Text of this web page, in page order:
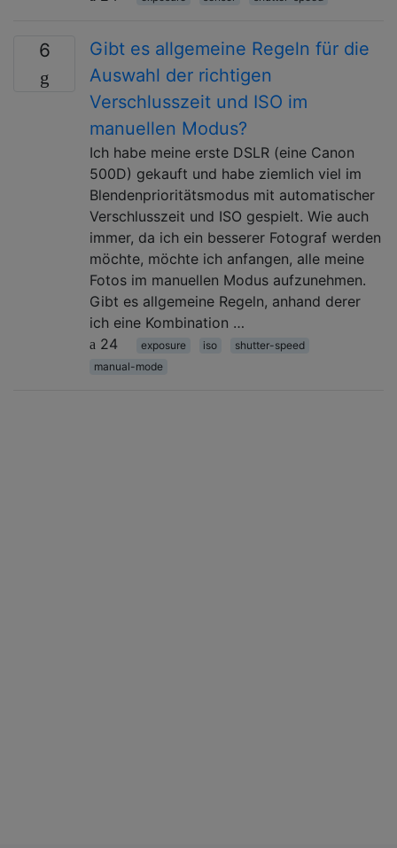
6
Gibt es allgemeine Regeln für die
Auswahl der richtigen
Verschlusszeit und ISO im
manuellen Modus?
Ich habe meine erste DSLR (eine Canon
500D) gekauft und habe ziemlich viel im
Blendenprioritätsmodus mit automatischer
Verschlusszeit und ISO gespielt. Wie auch
immer, da ich ein besserer Fotograf werden
möchte, möchte ich anfangen, alle meine
Fotos im manuellen Modus aufzunehmen.
Gibt es allgemeine Regeln, anhand derer
ich eine Kombination …
24
exposure iso
shutter-speed
manual-mode